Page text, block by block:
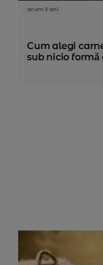
acum 3 ani
Cum alegi
sub nicio formă